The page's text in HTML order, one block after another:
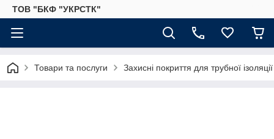
ТОВ "БКФ "УКРСТК"
Товари та послуги Захисні покриття для трубної ізоляції